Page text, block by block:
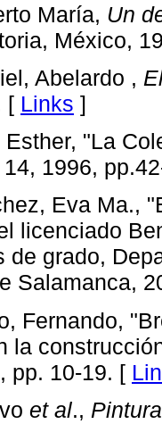
María, Un
México,
Abelardo ,
[ Links ]
Esther, "La
14, 1996,
Eva Ma.,
licenciado
de grado,
Salamanca,
Fernando,
la
pp. 10-19. [
et al.,